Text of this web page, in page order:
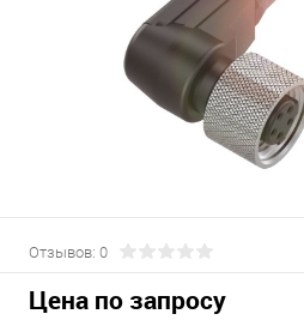
Отзывов: 0
Цена по запросу